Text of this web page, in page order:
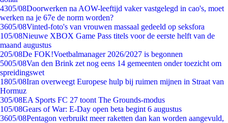
4305/08Doorwerken na AOW-leeftijd vaker vastgelegd in cao's, moet
werken na je 67e de norm worden?
3605/08Vinted-foto's van vrouwen massaal gedeeld op seksfora
105/08Nieuwe XBOX Game Pass titels voor de eerste helft van de
maand augustus
205/08De FOK!Voetbalmanager 2026/2027 is begonnen
5005/08Van den Brink zet nog eens 14 gemeenten onder toezicht om
spreidingswet
1805/08Iran overweegt Europese hulp bij ruimen mijnen in Straat van
Hormuz
305/08EA Sports FC 27 toont The Grounds-modus
105/08Gears of War: E-Day open beta begint 6 augustus
3605/08Pentagon verbruikt meer raketten dan kan worden aangevuld,